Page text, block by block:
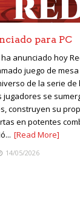
para PC
anunciado hoy
juego de
de la serie de
jugadores se
construyen su
en potentes
[Read More]
14/05/2026